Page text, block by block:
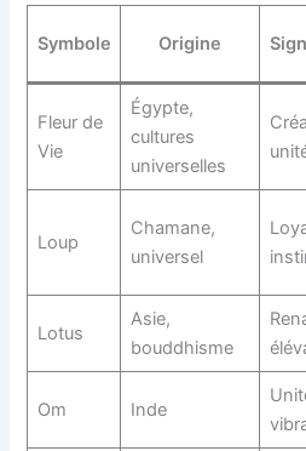
Symbole Origine
Fleur de
Vie
Égypte,
cultures
universelles
Loup
Chamane,
universel
Lotus
Asie,
bouddhisme
Om Inde